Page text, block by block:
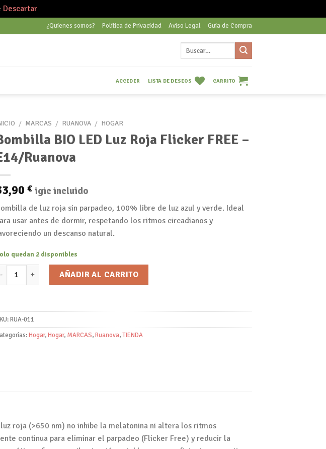
Descartar
¿Quienes somos? Politica de Privacidad Aviso Legal Guia de Compra
ACCEDER LISTA DE DESEOS CARRITO
/ MARCAS / RUANOVA / HOGAR
BIO LED Luz Roja Flicker FREE –
Ruanova
€ igic incluido
de luz roja sin parpadeo, 100% libre de luz azul y verde. Ideal
usar antes de dormir, respetando los ritmos circadianos y
un descanso natural.
quedan 2 disponibles
Bombilla BIO LED Luz Roja Flicker FREE - E14/Ruanova cantidad
AÑADIR AL CARRITO
RUA-011
Hogar,Hogar, MARCAS,Ruanova,TIENDA
roja (>650 nm) no inhibe la melatonina ni altera los ritmos
continua para eliminar el parpadeo (Flicker Free) y reducir la